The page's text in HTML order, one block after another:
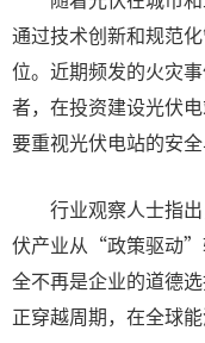
通过技术创新和规范
位。近期频发的火灾
者，在投资建设光伏
要重视光伏电站的安全
行业观察人士指
伏产业从“政策驱动
全不再是企业的道德
正穿越周期，在全球